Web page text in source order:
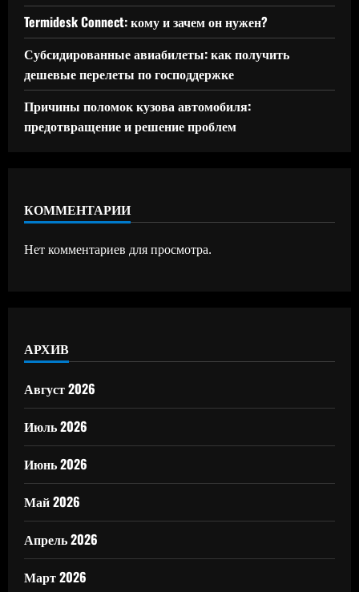
Termidesk Connect: кому и зачем он нужен?
Субсидированные авиабилеты: как получить
дешевые перелеты по господдержке
Причины поломок кузова автомобиля:
предотвращение и решение проблем
КОММЕНТАРИИ
Нет комментариев для просмотра.
АРХИВ
Август 2026
Июль 2026
Июнь 2026
Май 2026
Апрель 2026
Март 2026